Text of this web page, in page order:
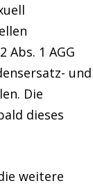
Abs. 1 AGG
und
Die
dieses
weitere